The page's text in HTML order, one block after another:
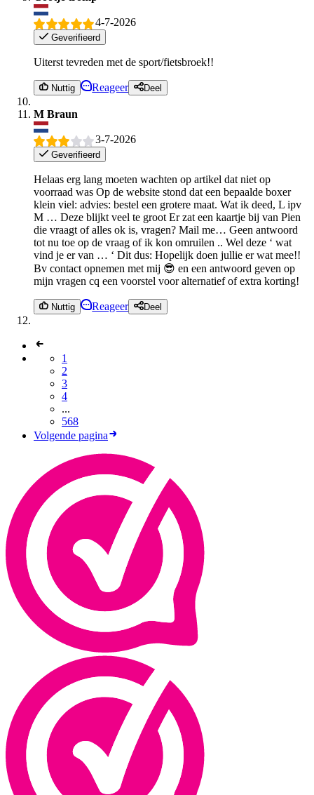
4-7-2026
Geverifieerd
Uiterst tevreden met de sport/fietsbroek!!
Nuttig Reageer Deel
M Braun
3-7-2026
Geverifieerd
Helaas erg lang moeten wachten op artikel dat niet op
voorraad was Op de website stond dat een bepaalde boxer
klein viel: advies: bestel een grotere maat. Wat ik deed, L ipv
M … Deze blijkt veel te groot Er zat een kaartje bij van Pien
die vraagt of alles ok is, vragen? Mail me… Geen antwoord
tot nu toe op de vraag of ik kon omruilen .. Wel deze ‘ wat
vind je er van … ‘ Dit dus: Hopelijk doen jullie er wat mee!!
Bv contact opnemen met mij 😎 en een antwoord geven op
mijn vragen cq een voorstel voor alternatief of extra korting!
Nuttig Reageer Deel
1
2
3
4
...
568
Volgende pagina